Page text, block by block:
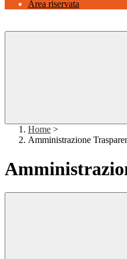
Area riservata
Home >
Amministrazione